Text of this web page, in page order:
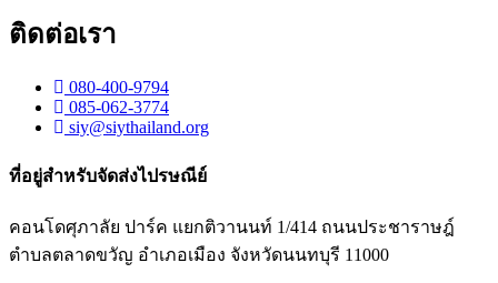
ติดต่อเรา
080-400-9794
085-062-3774
siy@siythailand.org
ที่อยู่สำหรับจัดส่งไปรษณีย์
คอนโดศุภาลัย ปาร์ค แยกติวานนท์ 1/414 ถนนประชาราษฎ์
ตำบลตลาดขวัญ อำเภอเมือง จังหวัดนนทบุรี 11000